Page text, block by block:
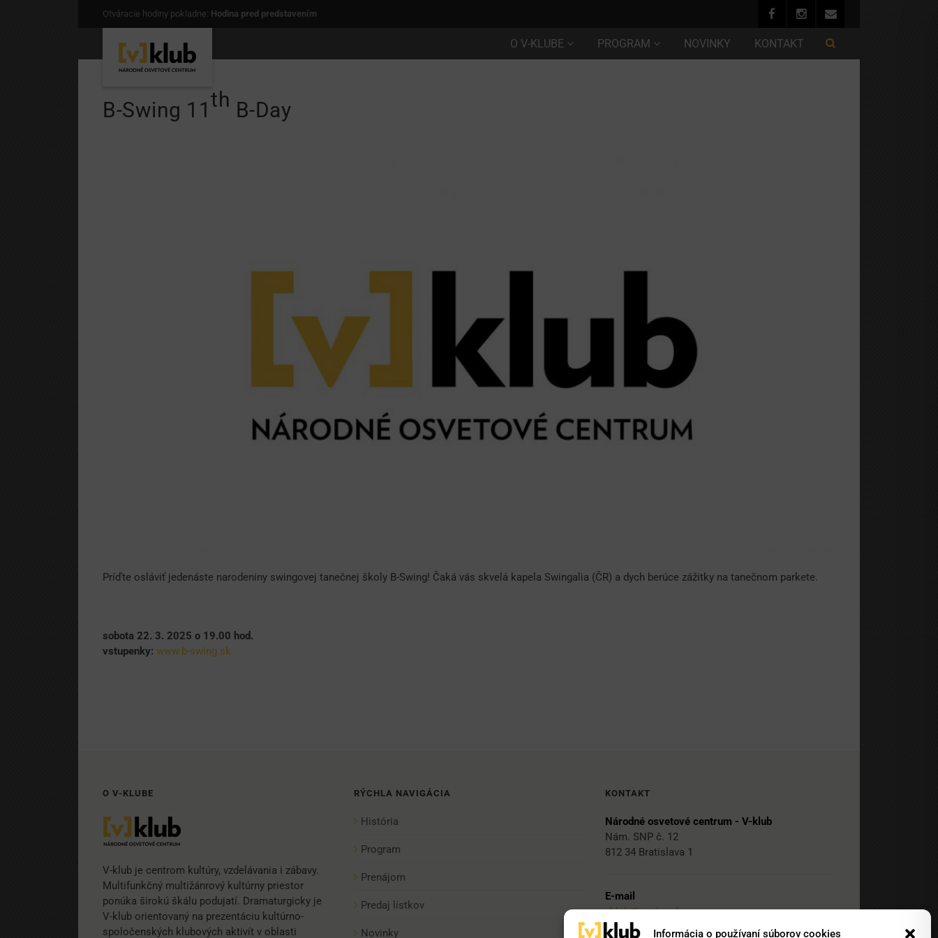
Informácia o používaní súborov cookies
Otváracie hodiny pokladne: Hodina pred predstavením
O V-KLUBE PROGRAM NOVINKY KONTAKT
B-Swing 11th B-Day
Príďte osláviť jedenáste narodeniny swingovej tanečnej školy B-Swing! Čaká vás skvelá kapela Swingalia (ČR) a dych berúce zážitky na tanečnom parkete.
sobota 22. 3. 2025 o 19.00 hod.
vstupenky: www.b-swing.sk
O V-KLUBE
V-klub je centrom kultúry, vzdelávania i zábavy.
Multifunkčný multižánrový kultúrny priestor
ponúka širokú škálu podujatí. Dramaturgicky je
V-klub orientovaný na prezentáciu kultúrno-
spoločenských klubových aktivít v oblasti
RÝCHLA NAVIGÁCIA
História
Program
Prenájom
Predaj lístkov
Novinky
KONTAKT
Národné osvetové centrum - V-klub
Nám. SNP č. 12
812 34 Bratislava 1
E-mail
vklub@nocka.sk